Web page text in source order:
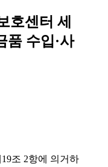
호센터 세
품 수입·사
조 2항에 의거하